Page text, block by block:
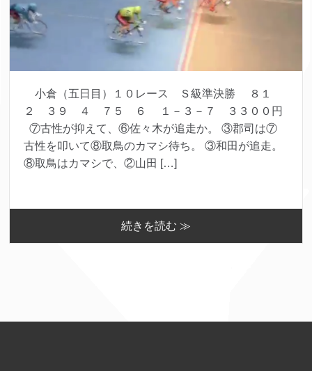
小倉（五日目）１０レース Ｓ級準決勝 ８１
２ ３９ ４ ７５ ６ １－３－７ ３３００円
⑦古性が抑えて、⑥佐々木が追走か。 ③郡司は⑦
古性を叩いて⑧取鳥のカマシ待ち。 ③和田が追走。
⑧取鳥はカマシで、②山田 […]
続きを読む ≫